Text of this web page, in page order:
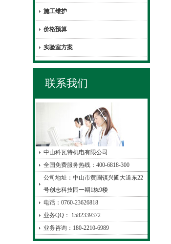
施工维护
价格预算
实验室方案
联系我们
中山科瓦特机电有限公司
全国免费服务热线：400-6818-300
公司地址：中山市黄圃镇兴圃大道东22
号创志科技园一期1栋9楼
电话：0760-23626818
业务QQ： 1582339372
业务咨询：180-2210-6989